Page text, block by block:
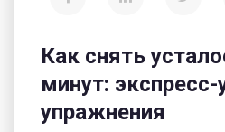
Как снять
минут: экспресс-
упражнения